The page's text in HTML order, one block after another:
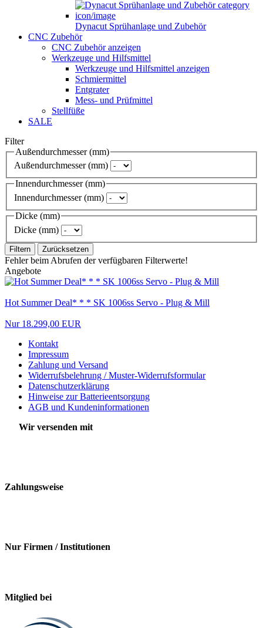
Dynacut Sprühanlage und Zubehör
CNC Zubehör
CNC Zubehör anzeigen
Werkzeuge und Hilfsmittel
Werkzeuge und Hilfsmittel anzeigen
Schmiermittel
Entgrater
Mess- und Prüfmittel
Stellfüße
SALE
Filter
Außendurchmesser (mm)
Außendurchmesser (mm)
Innendurchmesser (mm)
Innendurchmesser (mm)
Dicke (mm)
Dicke (mm)
Filtern Zurücksetzen
Fehler beim Abrufen der verfügbaren Filterwerte!
Angebote
Hot Summer Deal* * * SK 1006ss Servo - Plug & Mill
Nur 18.299,00 EUR
Kontakt
Impressum
Zahlung und Versand
Widerrufsbelehrung / Muster-Widerrufsformular
Datenschutzerklärung
Hinweise zur Batterieentsorgung
AGB und Kundeninformationen
Wir versenden mit
Zahlungsweise
Nur Firmen / Institutionen
Mitglied bei